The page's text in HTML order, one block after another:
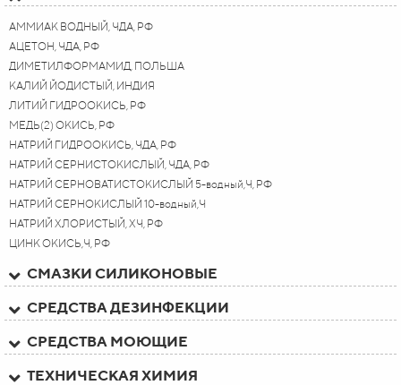
АММИАК ВОДНЫЙ, ЧДА, РФ
АЦЕТОН, ЧДА, РФ
ДИМЕТИЛФОРМАМИД, ПОЛЬША
КАЛИЙ ЙОДИСТЫЙ, ИНДИЯ
ЛИТИЙ ГИДРООКИСЬ, РФ
МЕДЬ(2) ОКИСЬ, РФ
НАТРИЙ ГИДРООКИСЬ, ЧДА, РФ
НАТРИЙ СЕРНИСТОКИСЛЫЙ, ЧДА, РФ
НАТРИЙ СЕРНОВАТИСТОКИСЛЫЙ 5-водный,Ч, РФ
НАТРИЙ СЕРНОКИСЛЫЙ 10-водный,Ч
НАТРИЙ ХЛОРИСТЫЙ, ХЧ, РФ
ЦИНК ОКИСЬ,Ч, РФ
СМАЗКИ СИЛИКОНОВЫЕ
СРЕДСТВА ДЕЗИНФЕКЦИИ
СРЕДСТВА МОЮЩИЕ
ТЕХНИЧЕСКАЯ ХИМИЯ